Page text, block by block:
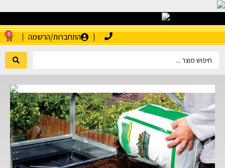
התחברות/הרשמה 0